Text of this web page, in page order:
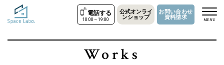
電話する
10:00～19:00
公式オンライ
ンショップ
お問い合わせ
資料請求
MENU
Works